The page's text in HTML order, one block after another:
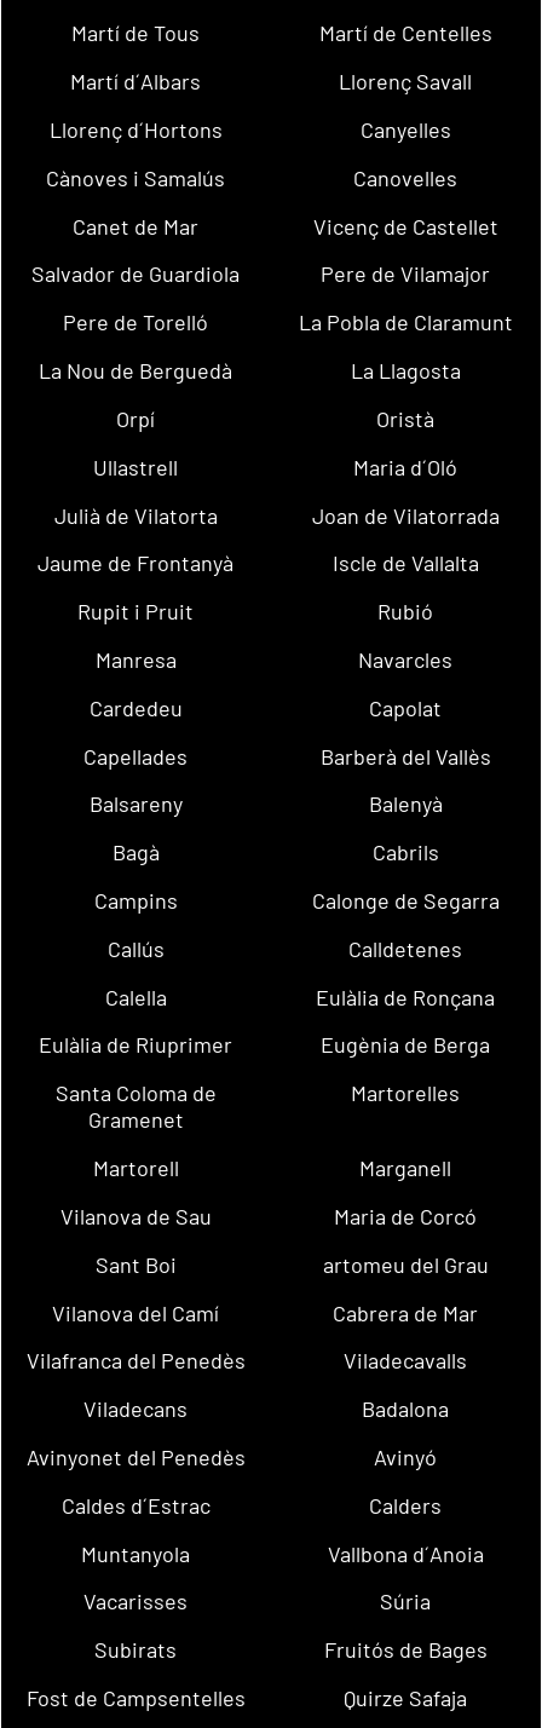
Martí de Tous
Martí de Centelles
Martí d´Albars
Llorenç Savall
Llorenç d´Hortons
Canyelles
Cànoves i Samalús
Canovelles
Canet de Mar
Vicenç de Castellet
Salvador de Guardiola
Pere de Vilamajor
Pere de Torelló
La Pobla de Claramunt
La Nou de Berguedà
La Llagosta
Orpí
Oristà
Ullastrell
Maria d´Oló
Julià de Vilatorta
Joan de Vilatorrada
Jaume de Frontanyà
Iscle de Vallalta
Rupit i Pruit
Rubió
Manresa
Navarcles
Cardedeu
Capolat
Capellades
Barberà del Vallès
Balsareny
Balenyà
Bagà
Cabrils
Campins
Calonge de Segarra
Callús
Calldetenes
Calella
Eulàlia de Ronçana
Eulàlia de Riuprimer
Eugènia de Berga
Santa Coloma de
Gramenet
Martorelles
Martorell
Marganell
Vilanova de Sau
Maria de Corcó
Sant Boi
artomeu del Grau
Vilanova del Camí
Cabrera de Mar
Vilafranca del Penedès
Viladecavalls
Viladecans
Badalona
Avinyonet del Penedès
Avinyó
Caldes d´Estrac
Calders
Muntanyola
Vallbona d´Anoia
Vacarisses
Súria
Subirats
Fruitós de Bages
Fost de Campsentelles
Quirze Safaja